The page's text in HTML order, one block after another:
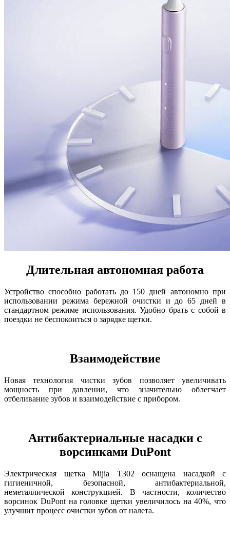
Длительная автономная работа
Устройство способно работать до 150 дней автономно при
использовании режима бережной очистки и до 65 дней в
стандартном режиме использования. Удобно брать с собой в
поездки не беспокоиться о зарядке щетки.
Взаимодействие
Новая технология чистки зубов позволяет увеличивать
мощность при давлении, что значительно облегчает
отбеливание зубов и взаимодействие с прибором.
Антибактериальные насадки с
ворсинками DuPont
Электрическая щетка Mijia T302 оснащена насадкой с
гигиеничной, безопасной, антибактериальной,
неметаллической конструкцией. В частности, количество
ворсинок DuPont на головке щетки увеличилось на 40%, что
улучшит процесс очистки зубов от налета.